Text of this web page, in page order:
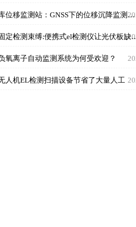
位移监测站：GNSS下的位移沉降监测设备
定检测束缚:便携式el检测仪让光伏板缺陷无处藏
氧离子自动监测系统为何受欢迎？
人机EL检测扫描设备节省了大量人工